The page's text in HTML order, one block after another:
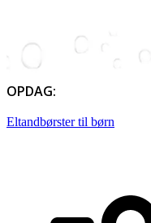
OPDAG:
Eltandbørster til børn